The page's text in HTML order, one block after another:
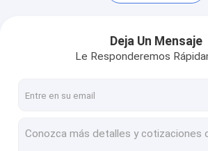
Bicicleta eléctrica eléctrica del
Piezas eléctricas de la motocicleta
Deja Un Mensaje
Le Responderemos